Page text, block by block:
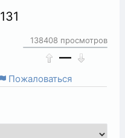
131
138408 просмотров
—
Пожаловаться